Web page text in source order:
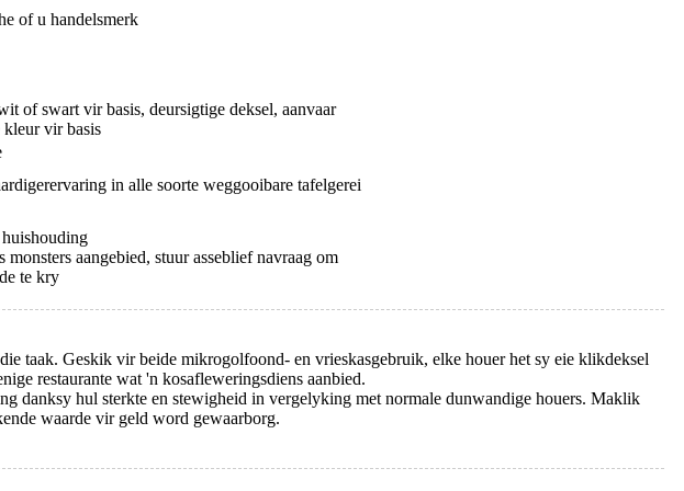
of u handelsmerk
of swart vir basis, deursigtige deksel, aanvaar
vir basis
in alle soorte weggooibare tafelgerei
monsters aangebied, stuur asseblief navraag om
te kry
taak. Geskik vir beide mikrogolfoond- en vrieskasgebruik, elke houer het sy eie klikdeksel
restaurante wat 'n kosafleweringsdiens aanbied.
danksy hul sterkte en stewigheid in vergelyking met normale dunwandige houers. Maklik
waarde vir geld word gewaarborg.